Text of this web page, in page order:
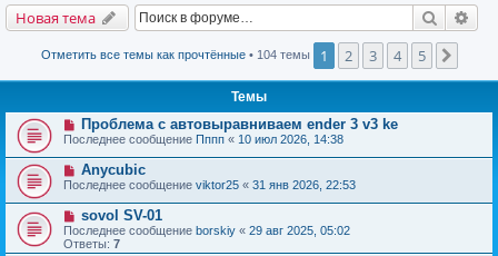
Новая тема Поиск
Отметить все темы как прочтённые• 104 темы 1 2 3 4 5
Темы
Проблема с автовыравниваем ender 3 v3 ke
Последнее сообщение Пппп « 10 июл 2026, 14:38
Anycubic
Последнее сообщение viktor25 « 31 янв 2026, 22:53
sovol SV-01
Последнее сообщение borskiy « 29 авг 2025, 05:02
Ответы: 7